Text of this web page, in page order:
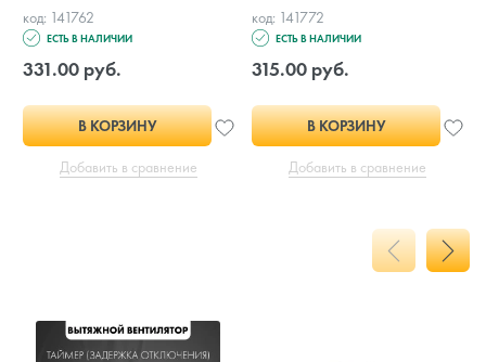
код: 141762
ЕСТЬ В НАЛИЧИИ
331.00 руб.
В КОРЗИНУ
Добавить в сравнение
код: 141772
ЕСТЬ В НАЛИЧИИ
315.00 руб.
В КОРЗИНУ
Добавить в сравнение